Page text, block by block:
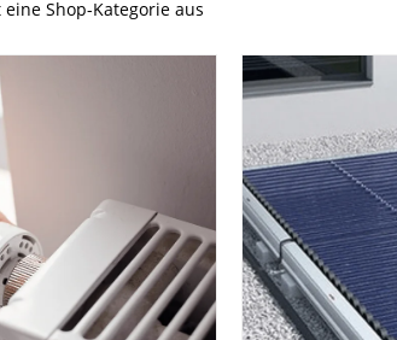
Shop-Kategorie aus